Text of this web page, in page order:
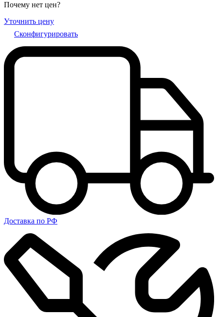
Почему нет цен?
Уточнить цену
Сконфигурировать
Доставка по РФ